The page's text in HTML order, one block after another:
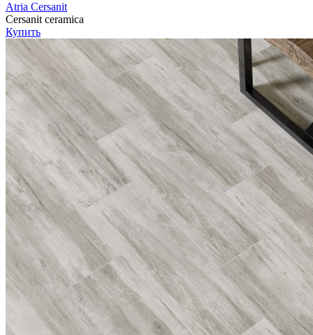
Atria Cersanit
Cersanit ceramica
Купить